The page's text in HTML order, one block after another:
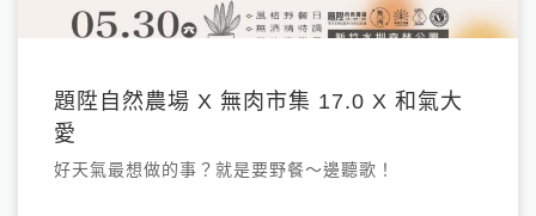
題陞自然農場 X 無肉市集 17.0 X 和氣大
愛
好天氣最想做的事？就是要野餐～邊聽歌！